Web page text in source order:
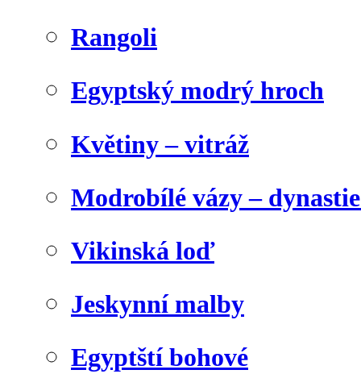
Rangoli
Egyptský modrý hroch
Květiny – vitráž
Modrobílé vázy –
Vikinská loď
Jeskynní malby
Egyptští bohové